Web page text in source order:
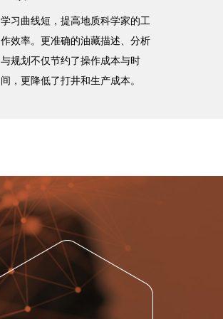
学习曲线短，提高地质科学家的工
作效率。更准确的油藏描述、分析
与规划不仅节约了操作成本与时
间，更降低了打井和生产成本。